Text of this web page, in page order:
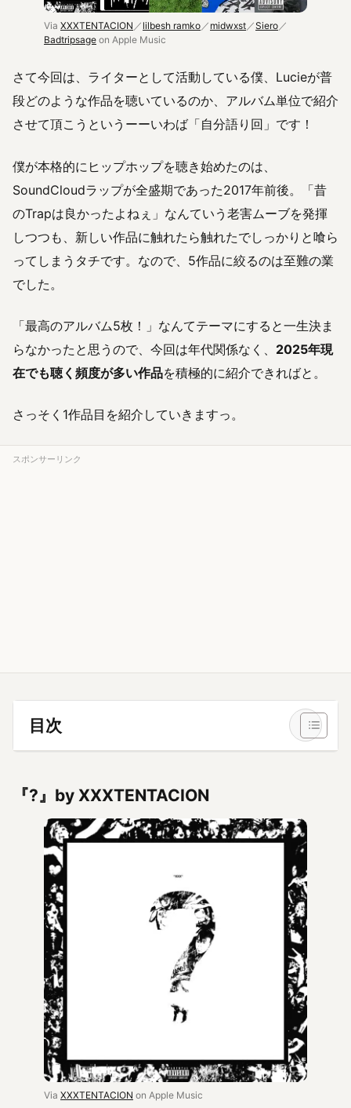
Via XXXTENTACION ／ lilbesh ramko／ midwxst／Siero／
Badtripsage on Apple Music
さて今回は、ライターとして活動している僕、Lucieが普
段どのような作品を聴いているのか、アルバム単位で紹介
させて頂こうというーーいわば「自分語り回」です！
僕が本格的にヒップホップを聴き始めたのは、
SoundCloudラップが全盛期であった2017年前後。「昔
のTrapは良かったよねぇ」なんていう老害ムーブを発揮
しつつも、新しい作品に触れたら触れたでしっかりと喰ら
ってしまうタチです。なので、5作品に絞るのは至難の業
でした。
「最高のアルバム5枚！」なんてテーマにすると一生決ま
らなかったと思うので、今回は年代関係なく、 2025年現
在でも聴く頻度が多い作品を積極的に紹介できればと。
さっそく1作品目を紹介していきますっ。
スポンサーリンク
目次
『?』by XXXTENTACION
Via XXXTENTACION on Apple Music